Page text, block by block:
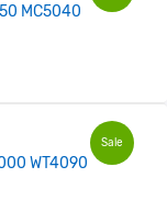
MC5040
Sale
WT4090